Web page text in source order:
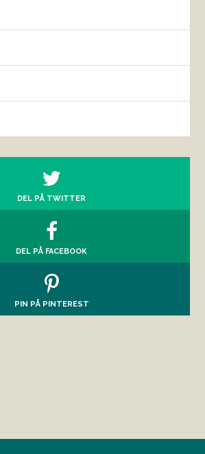
DEL PÅ TWITTER
DEL PÅ FACEBOOK
PIN PÅ PINTEREST